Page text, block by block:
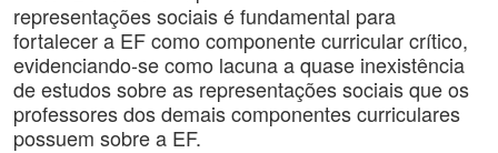
representações sociais é fundamental para
fortalecer a EF como componente curricular crítico,
evidenciando-se como lacuna a quase inexistência
de estudos sobre as representações sociais que os
professores dos demais componentes curriculares
possuem sobre a EF.